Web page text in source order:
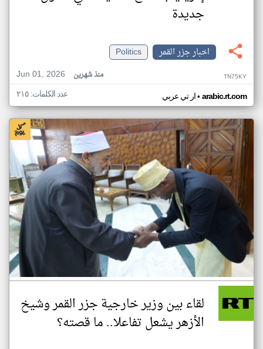
جديدة
اخبار جزر القمر
Politics
Jun 01, 2026
منذ شهرين TN75KY
ار تي عربي• arabic.rt.com عدد الكلمات: ٢١٥
لقاء بين وزير خارجية جزر القمر وشيخ
الأزهر يشعل تفاعلا.. ما قصته؟